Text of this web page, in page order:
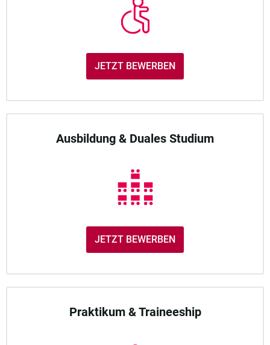
JETZT BEWERBEN
Ausbildung & Duales Studium
JETZT BEWERBEN
Praktikum & Traineeship